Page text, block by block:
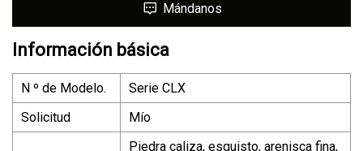
Mándanos
Información básica
N º de Modelo.
Serie CLX
Solicitud
Mío
Piedra caliza, esquisto, arenisca fina,